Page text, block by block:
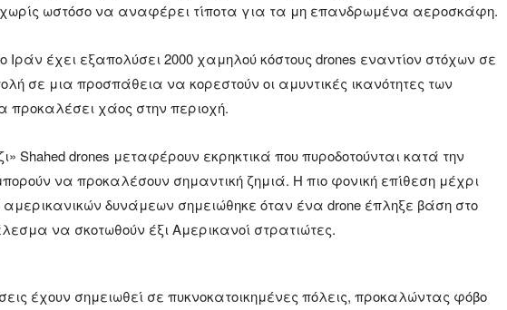
ωστόσο να αναφέρει τίποτα για τα μη επανδρωμένα αεροσκάφη.
Ιράν έχει εξαπολύσει 2000 χαμηλού κόστους drones εναντίον στόχων σε
σε μια προσπάθεια να κορεστούν οι αμυντικές ικανότητες των
προκαλέσει χάος στην περιοχή.
Shahed drones μεταφέρουν εκρηκτικά που πυροδοτούνται κατά την
να προκαλέσουν σημαντική ζημιά. Η πιο φονική επίθεση μέχρι
αμερικανικών δυνάμεων σημειώθηκε όταν ένα drone έπληξε βάση στο
να σκοτωθούν έξι Αμερικανοί στρατιώτες.
έχουν σημειωθεί σε πυκνοκατοικημένες πόλεις, προκαλώντας φόβο